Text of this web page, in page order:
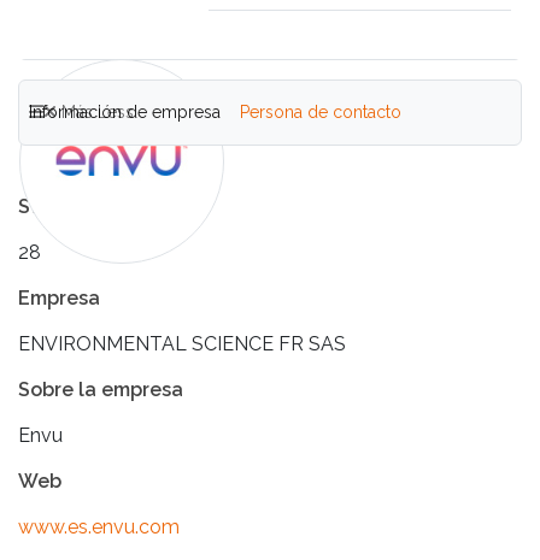
Información de empresa Persona de contacto
Más Less
Stand
28
Empresa
ENVIRONMENTAL SCIENCE FR SAS
Sobre la empresa
Envu
Web
www.es.envu.com